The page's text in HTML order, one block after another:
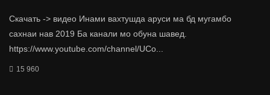
Скачать -> видео Инами вахтушда аруси ма бд мугамбо
сахнаи нав 2019 Ба канали мо обуна шавед.
https://www.youtube.com/channel/UCo...
15 960